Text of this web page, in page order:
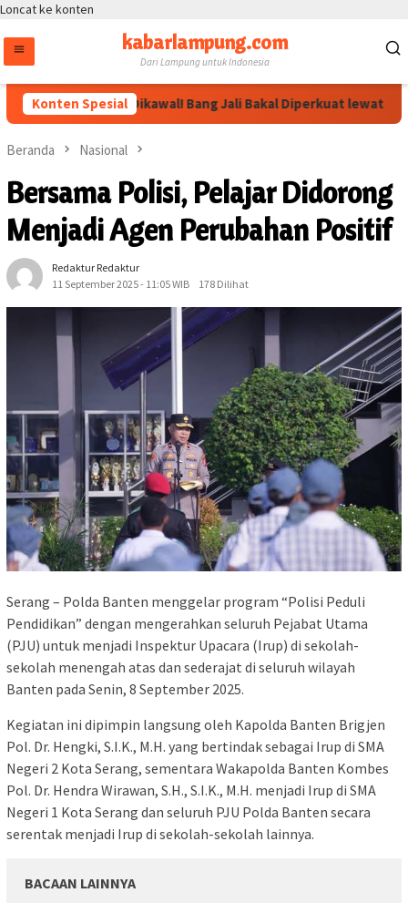
Loncat ke konten
kabarlampung.com
Dari Lampung untuk Indonesia
Konten Spesial
Megawati Dikawal! Bang Jali Bakal Diperkuat lewat Pojok
Beranda Nasional
Bersama Polisi, Pelajar Didorong
Menjadi Agen Perubahan Positif
Redaktur Redaktur
11 September 2025 - 11:05 WIB
178 Dilihat
Serang – Polda Banten menggelar program “Polisi Peduli
Pendidikan” dengan mengerahkan seluruh Pejabat Utama
(PJU) untuk menjadi Inspektur Upacara (Irup) di sekolah-
sekolah menengah atas dan sederajat di seluruh wilayah
Banten pada Senin, 8 September 2025.
Kegiatan ini dipimpin langsung oleh Kapolda Banten Brigjen
Pol. Dr. Hengki, S.I.K., M.H. yang bertindak sebagai Irup di SMA
Negeri 2 Kota Serang, sementara Wakapolda Banten Kombes
Pol. Dr. Hendra Wirawan, S.H., S.I.K., M.H. menjadi Irup di SMA
Negeri 1 Kota Serang dan seluruh PJU Polda Banten secara
serentak menjadi Irup di sekolah-sekolah lainnya.
BACAAN LAINNYA